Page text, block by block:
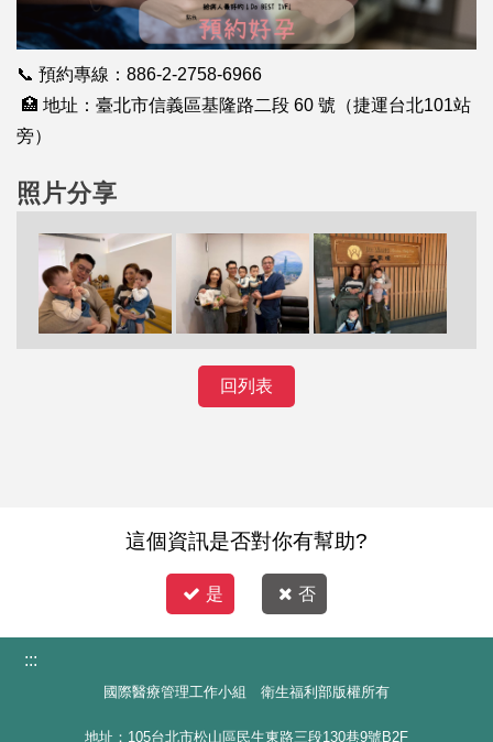
📞 預約專線：886-2-2758-6966
🏥 地址：臺北市信義區基隆路二段 60 號（捷運台北101站
旁）
照片分享
回列表
這個資訊是否對你有幫助?
是 否
:::
國際醫療管理工作小組 衛生福利部版權所有
地址：105台北市松山區民生東路三段130巷9號B2F